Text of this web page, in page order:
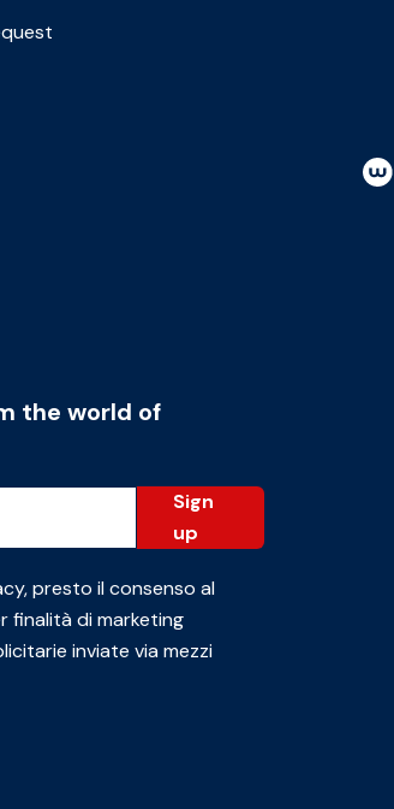
the world of
Sign
up
, presto il consenso al
finalità di marketing
inviate via mezzi